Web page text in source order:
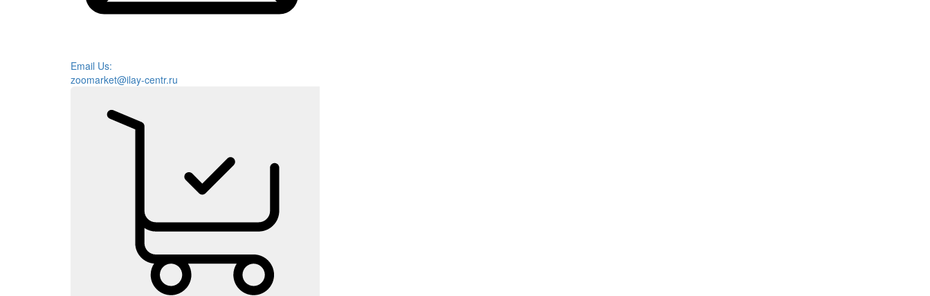
Email Us:
zoomarket@ilay-centr.ru